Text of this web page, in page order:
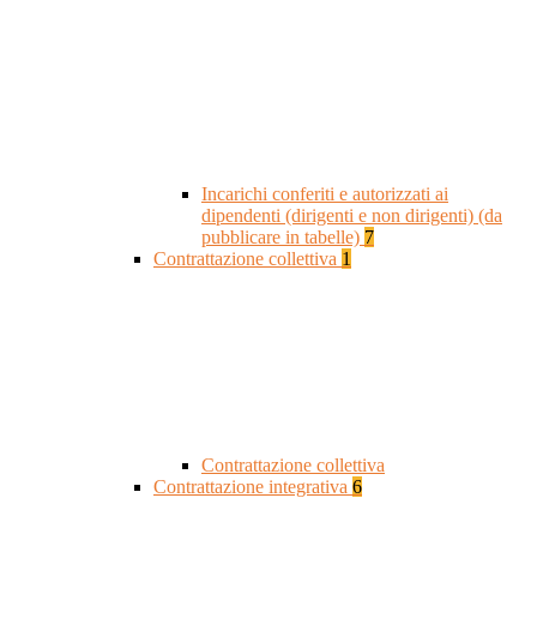
Incarichi conferiti e autorizzati ai
dipendenti (dirigenti e non dirigenti) (da
pubblicare in tabelle) 7
Contrattazione collettiva 1
Contrattazione collettiva
Contrattazione integrativa 6